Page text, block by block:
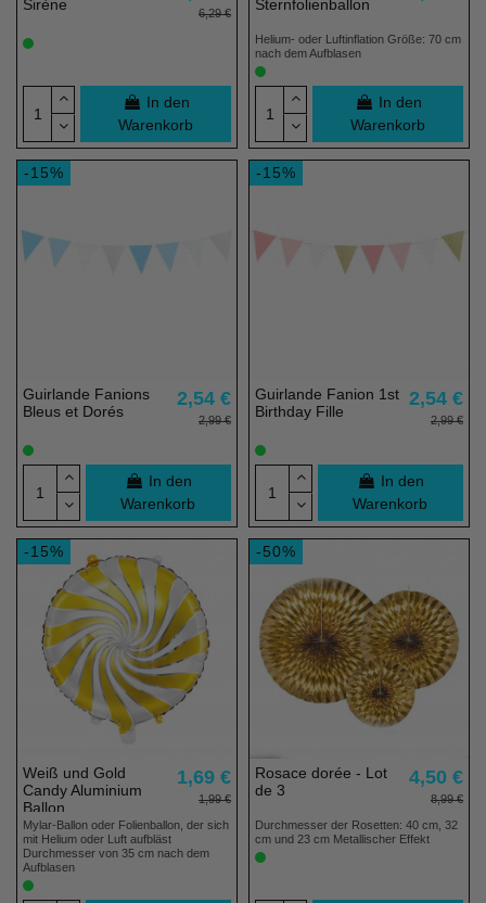
Sirène
6,29 €
In den
Warenkorb
Sternfolienballon
Helium- oder Luftinflation Größe: 70 cm
nach dem Aufblasen
In den
Warenkorb
-15%
Guirlande Fanions
Bleus et Dorés
2,54 €
2,99 €
In den
Warenkorb
-15%
Guirlande Fanion 1st
Birthday Fille
2,54 €
2,99 €
In den
Warenkorb
-15%
Weiß und Gold
Candy Aluminium
Ballon
1,69 €
1,99 €
Mylar-Ballon oder Folienballon, der sich
mit Helium oder Luft aufbläst
Durchmesser von 35 cm nach dem
Aufblasen
-50%
Rosace dorée - Lot
de 3
4,50 €
8,99 €
Durchmesser der Rosetten: 40 cm, 32
cm und 23 cm Metallischer Effekt